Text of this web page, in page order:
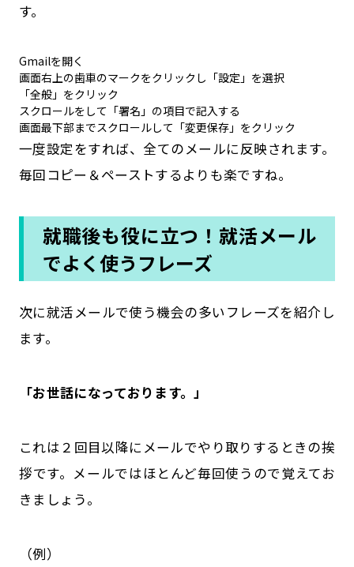
す。
Gmailを開く
画面右上の歯車のマークをクリックし「設定」を選択
「全般」をクリック
スクロールをして「署名」の項目で記入する
画面最下部までスクロールして「変更保存」をクリック
一度設定をすれば、全てのメールに反映されます。
毎回コピー＆ペーストするよりも楽ですね。
就職後も役に立つ！就活メール
でよく使うフレーズ
次に就活メールで使う機会の多いフレーズを紹介し
ます。
「お世話になっております。」
これは２回目以降にメールでやり取りするときの挨
拶です。メールではほとんど毎回使うので覚えてお
きましょう。
（例）